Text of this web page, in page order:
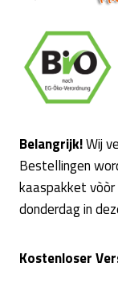
Belangrijk!Wij
Bestellingen
kaaspakket
donderdag in
Kostenloser